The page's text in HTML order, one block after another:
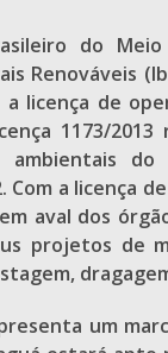
do
Renováveis
licença de
1173/
ambientais
Com a licença
aval dos
projetos de
um